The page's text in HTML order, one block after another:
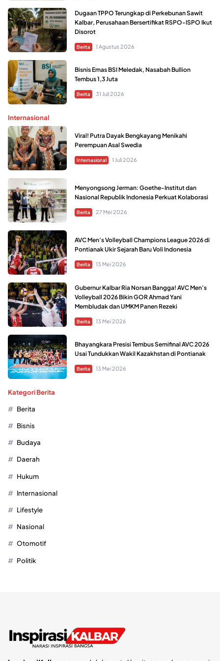
Dugaan TPPO Terungkap di Perkebunan Sawit
Kalbar, Perusahaan Bersertifikat RSPO-ISPO Ikut
Disorot
Berita 1 Agustus 2026
Bisnis Emas BSI Meledak, Nasabah Bullion
Tembus 1,3 Juta
Berita 31 Juli 2026
Internasional
Viral! Putra Dayak Bengkayang Menikahi
Perempuan Asal Swedia
Internasional 1 Juli 2026
Menyongsong Jerman: Goethe-Institut dan
Nasional Republik Indonesia Perkuat Kolaborasi
Berita 27 Mei 2026
AVC Men’s Volleyball Champions League 2026 di
Pontianak Ukir Sejarah Baru Voli Indonesia
Berita 13 Mei 2026
Gubernur Kalbar Ria Norsan Bangga! AVC Men’s
Volleyball 2026 Bikin GOR Ahmad Yani
Membludak dan UMKM Panen Rezeki
Berita 13 Mei 2026
Bhayangkara Presisi Tembus Semifinal AVC 2026
Usai Tundukkan Wakil Kazakhstan di Pontianak
Berita 13 Mei 2026
Kategori Berita
Berita
Bisnis
Budaya
Daerah
Hukum
Internasional
Lifestyle
Nasional
Otomotif
Politik